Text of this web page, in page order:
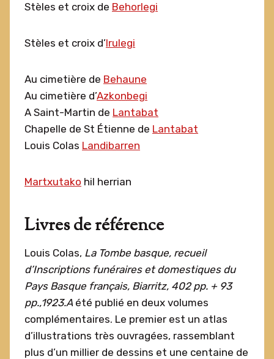
Stèles et croix de Behorlegi
Stèles et croix d’Irulegi
Au cimetière de Behaune
Au cimetière d’Azkonbegi
A Saint-Martin de Lantabat
Chapelle de St Étienne de Lantabat
Louis Colas Landibarren
Martxutako hil herrian
Livres de référence
Louis Colas, La Tombe basque, recueil
d’Inscriptions funéraires et domestiques du
Pays Basque français, Biarritz, 402 pp. + 93
pp.,1923.A été publié en deux volumes
complémentaires. Le premier est un atlas
d’illustrations très ouvragées, rassemblant
plus d’un millier de dessins et une centaine de